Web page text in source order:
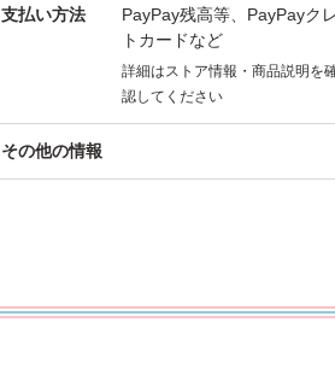
支払い方法
PayPay残高等、PayPayク
トカードなど
詳細はストア情報・商品説明を
認してください
その他の情報